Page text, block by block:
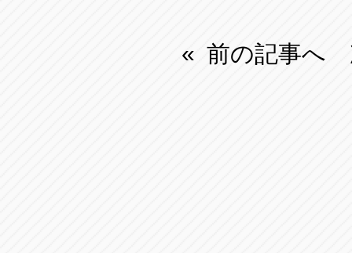
« 前の記事へ